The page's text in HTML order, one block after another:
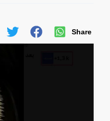
Share